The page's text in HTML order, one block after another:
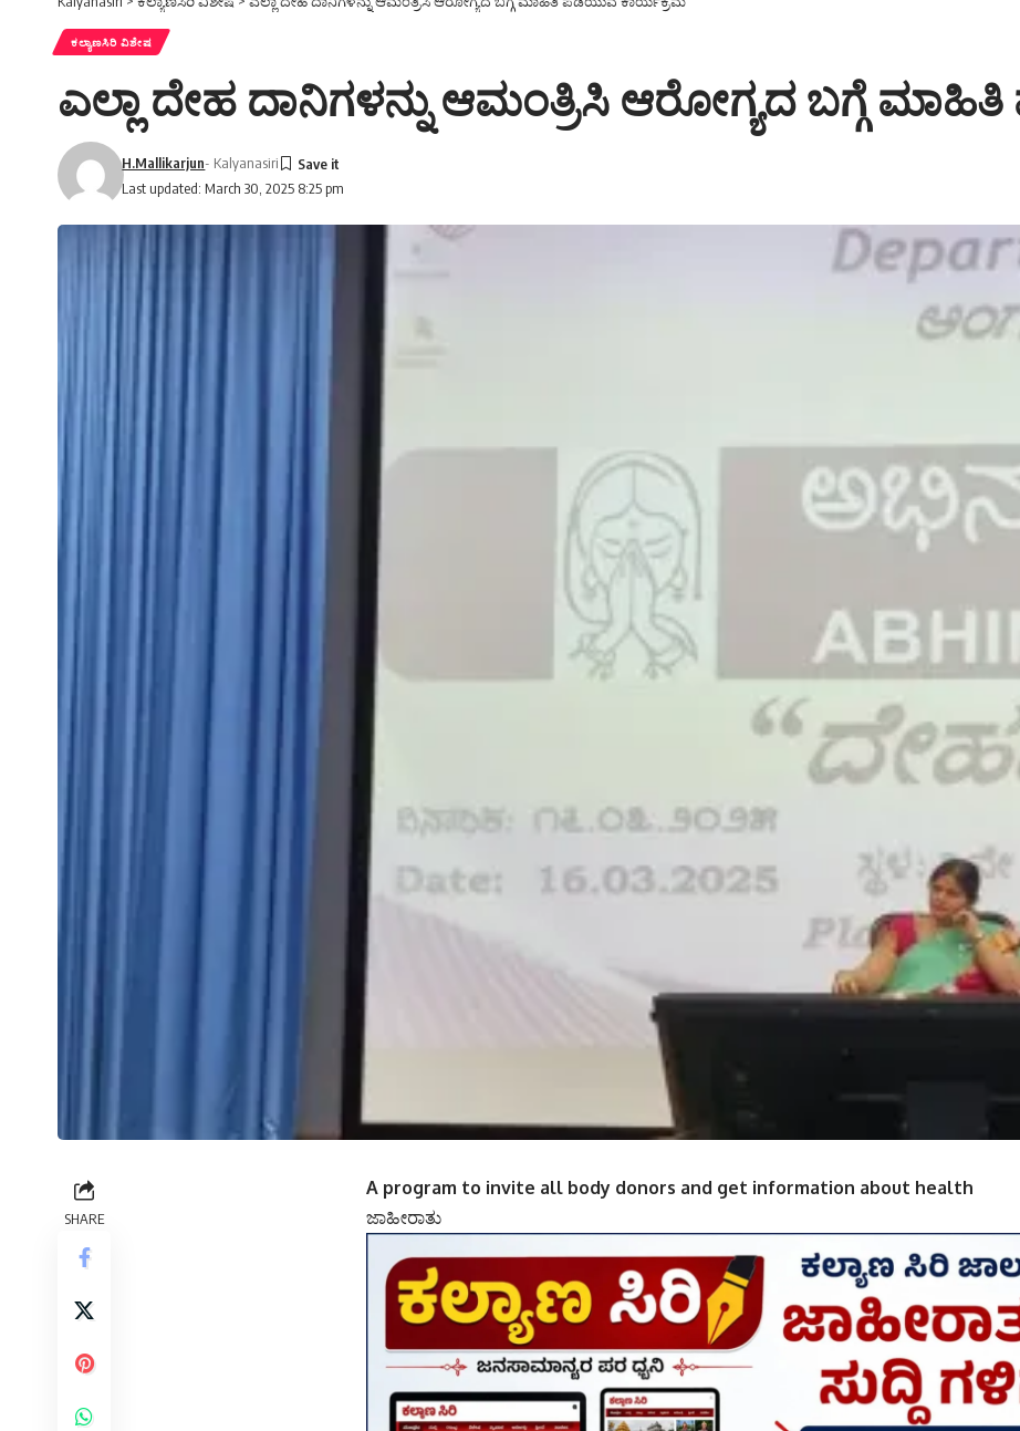
ಕಲ್ಯಾಣಸಿರಿ ವಿಶೇಷ
ಎಲ್ಲಾ ದೇಹ ದಾನಿಗಳನ್ನು ಆಮಂತ್ರಿಸಿ ಆರೋಗ್ಯದ ಬಗ್ಗೆ
Last updated: March 30, 2025 8:25 pm
H.Mallikarjun- Kalyanasiri
SHARE
A program to invite all body donors and get information about health
ಜಾಹೀರಾತು